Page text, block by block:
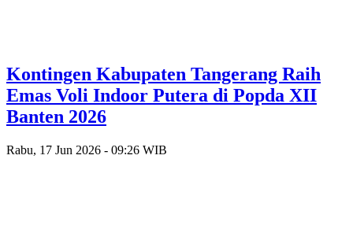
Kontingen Kabupaten Tangerang Raih
Emas Voli Indoor Putera di Popda XII
Banten 2026
Rabu, 17 Jun 2026 - 09:26 WIB